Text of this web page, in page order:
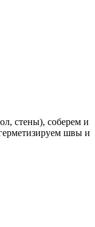
стены), соберем и
швы и